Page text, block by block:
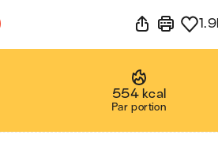
554 kcal
Par portion